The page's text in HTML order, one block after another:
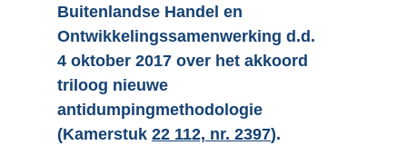
Buitenlandse Handel en
Ontwikkelingssamenwerking d.d.
4 oktober 2017 over het akkoord
triloog nieuwe
antidumpingmethodologie
(Kamerstuk 22 112, nr. 2397).